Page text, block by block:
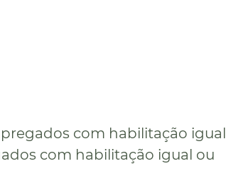
com habilitação igual
com habilitação igual ou